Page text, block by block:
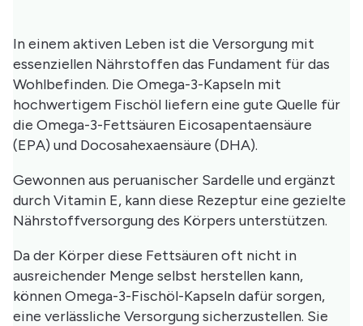
In einem aktiven Leben ist die Versorgung mit
essenziellen Nährstoffen das Fundament für das
Wohlbefinden. Die Omega-3-Kapseln mit
hochwertigem Fischöl liefern eine gute Quelle für
die Omega-3-Fettsäuren Eicosapentaensäure
(EPA) und Docosahexaensäure (DHA).
Gewonnen aus peruanischer Sardelle und ergänzt
durch Vitamin E, kann diese Rezeptur eine gezielte
Nährstoffversorgung des Körpers unterstützen.
Da der Körper diese Fettsäuren oft nicht in
ausreichender Menge selbst herstellen kann,
können Omega-3-Fischöl-Kapseln dafür sorgen,
eine verlässliche Versorgung sicherzustellen. Sie